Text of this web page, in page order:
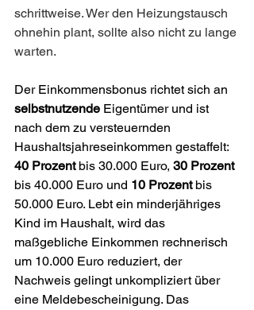
schrittweise. Wer den Heizungstausch
ohnehin plant, sollte also nicht zu lange
warten.
Der Einkommensbonus richtet sich an
selbstnutzende Eigentümer und ist
nach dem zu versteuernden
Haushaltsjahreseinkommen gestaffelt:
40 Prozent bis 30.000 Euro, 30 Prozent
bis 40.000 Euro und 10 Prozent bis
50.000 Euro. Lebt ein minderjähriges
Kind im Haushalt, wird das
maßgebliche Einkommen rechnerisch
um 10.000 Euro reduziert, der
Nachweis gelingt unkompliziert über
eine Meldebescheinigung. Das